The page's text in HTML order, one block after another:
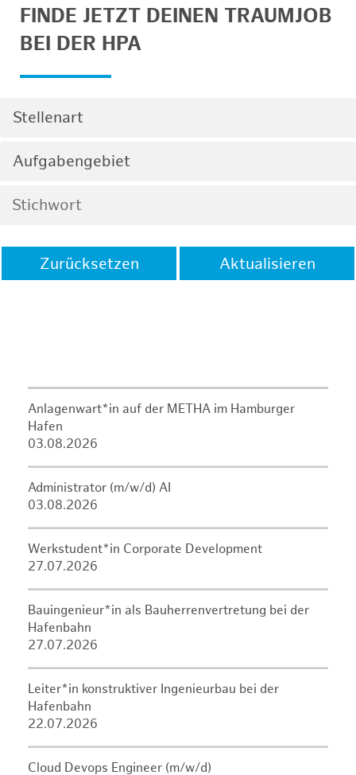
FINDE JETZT DEINEN TRAUMJOB
BEI DER HPA
Stellenart
Aufgabengebiet
Zurücksetzen Aktualisieren
Anlagenwart*in auf der METHA im Hamburger
Hafen
03.08.2026
Administrator (m/w/d) AI
03.08.2026
Werkstudent*in Corporate Development
27.07.2026
Bauingenieur*in als Bauherrenvertretung bei der
Hafenbahn
27.07.2026
Leiter*in konstruktiver Ingenieurbau bei der
Hafenbahn
22.07.2026
Cloud Devops Engineer (m/w/d)